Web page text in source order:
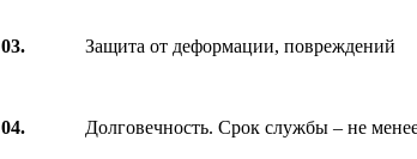
03. Защита от деформации, повреждений
04. Долговечность. Срок службы – не